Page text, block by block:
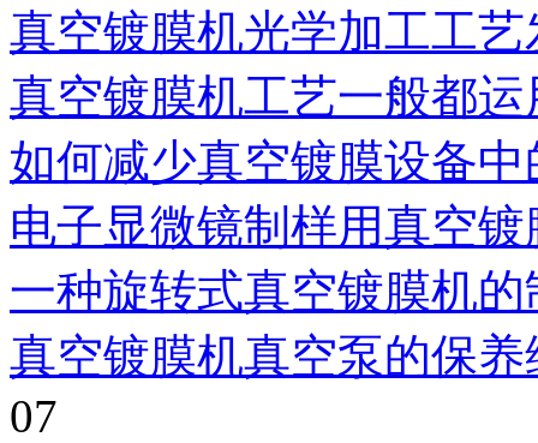
真空镀膜机光学加工工
真空镀膜机工艺一般都
如何减少真空镀膜设备
电子显微镜制样用真空
一种旋转式真空镀膜机
真空镀膜机真空泵的保
07